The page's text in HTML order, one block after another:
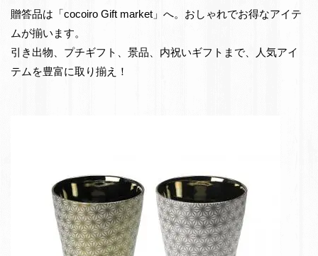
t
物・
返
贈答品は「cocoiro Gift market」へ。おしゃれでお得なアイテ
ムが揃います。
引き出物、プチギフト、景品、内祝いギフトまで、人気アイ
テムを豊富に取り揃え！